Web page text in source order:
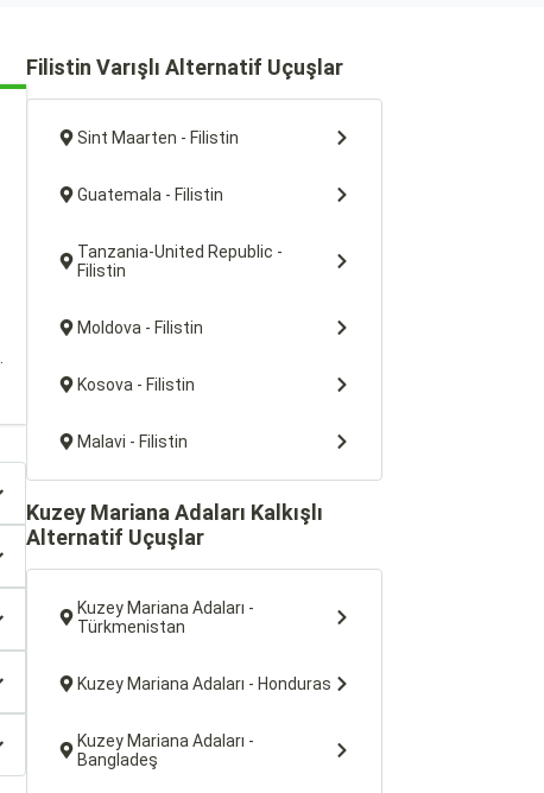
Filistin Varışlı Alternatif Uçuşlar
Sint Maarten - Filistin
Guatemala - Filistin
Tanzania-United Republic -
Filistin
Moldova - Filistin
Kosova - Filistin
Malavi - Filistin
Kuzey Mariana Adaları Kalkışlı
Alternatif Uçuşlar
Kuzey Mariana Adaları -
Türkmenistan
Kuzey Mariana Adaları - Honduras
Kuzey Mariana Adaları -
Bangladeş